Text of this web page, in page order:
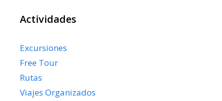
Actividades
Excursiones
Free Tour
Rutas
Viajes Organizados